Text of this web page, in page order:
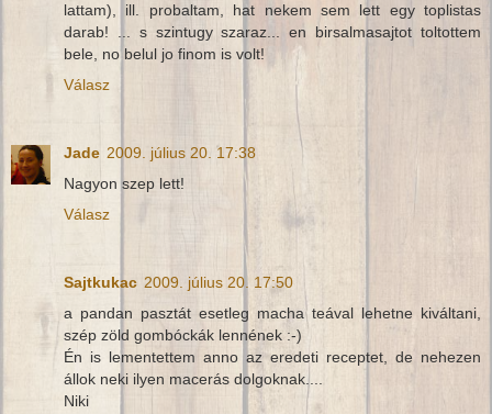
lattam), ill. probaltam, hat nekem sem lett egy toplistas
darab! ... s szintugy szaraz... en birsalmasajtot toltottem
bele, no belul jo finom is volt!
Válasz
Jade 2009. július 20. 17:38
Nagyon szep lett!
Válasz
Sajtkukac 2009. július 20. 17:50
a pandan pasztát esetleg macha teával lehetne kiváltani,
szép zöld gombóckák lennének :-)
Én is lementettem anno az eredeti receptet, de nehezen
állok neki ilyen macerás dolgoknak....
Niki